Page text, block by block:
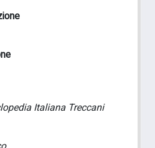
Italiana Treccani